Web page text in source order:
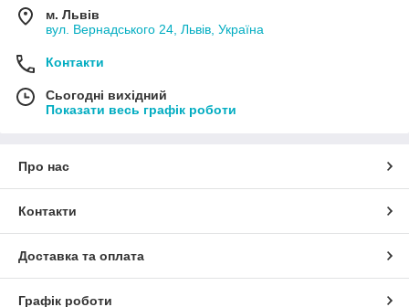
м. Львів
вул. Вернадського 24, Львів, Україна
Контакти
Сьогодні вихідний
Показати весь графік роботи
Про нас
Контакти
Доставка та оплата
Графік роботи